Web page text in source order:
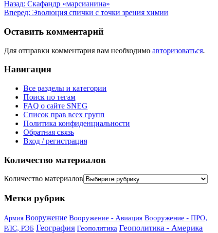
Назад: Скафандр «марсианина»
Вперед: Эволюция спички с точки зрения химии
Оставить комментарий
Для отправки комментария вам необходимо авторизоваться.
Навигация
Все разделы и категории
Поиск по тегам
FAQ о сайте SNEG
Список прав всех групп
Политика конфиденциальности
Обратная связь
Вход / регистрация
Количество материалов
Количество материалов
Метки рубрик
Армия Вооружение Вооружение - Авиация Вооружение - ПРО,
РЛС, РЭБ География Геополитика Геополитика - Америка